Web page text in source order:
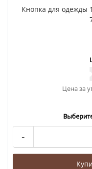
Кнопка для одежды
Цена за
-